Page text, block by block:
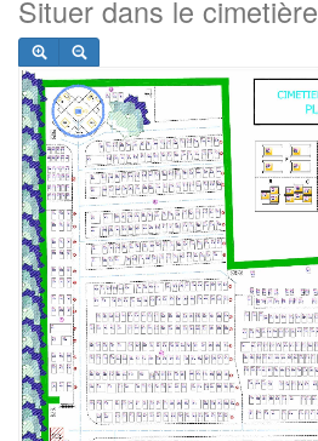
Situer dans le cimetière